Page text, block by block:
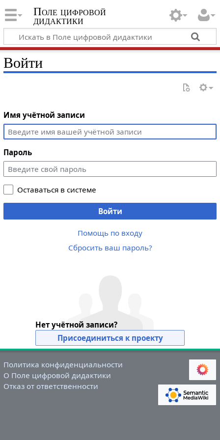
Поле цифровой
дидактики
Войти
Имя учётной записи
Пароль
Оставаться в системе
Войти
Помощь по входу
Сбросить ваш пароль?
Нет учётной записи?
Присоединиться к проекту
Политика конфиденциальности
О Поле цифровой дидактики
Отказ от ответственности